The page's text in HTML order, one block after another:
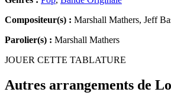
Compositeur(s) : Marshall Mathers, Jeff
Parolier(s) : Marshall Mathers
JOUER CETTE TABLATURE
Autres arrangements de